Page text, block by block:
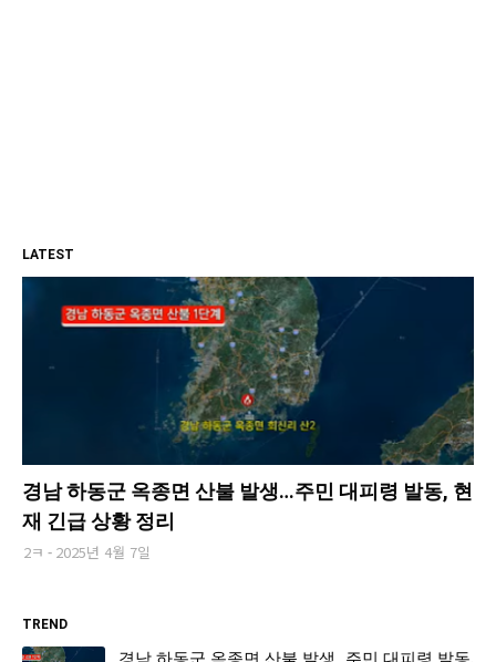
LATEST
경남 하동군 옥종면 산불 발생…주민 대피령 발동, 현
재 긴급 상황 정리
2ㅋ 2025년 4월 7일
TREND